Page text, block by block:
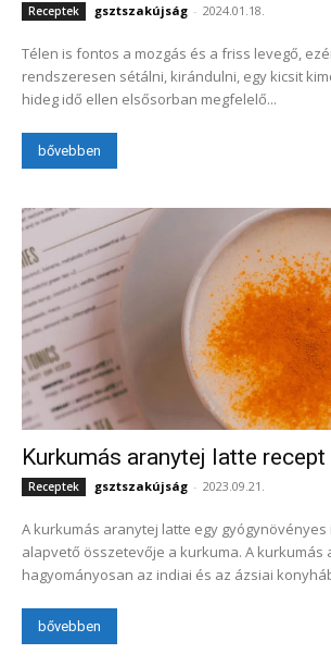
Receptek gsztszakújság - 2024.01.18.
Télen is fontos a mozgás és a friss levegő,
rendszeresen sétálni, kirándulni, egy kicsit
hideg idő ellen elsősorban megfelelő...
bővebben
Kurkumás aranytej latte recept
Receptek gsztszakújság - 2023.09.21.
A kurkumás aranytej latte egy
alapvető összetevője a kurkuma. A kurkumás
hagyományosan az indiai és az ázsiai
bővebben